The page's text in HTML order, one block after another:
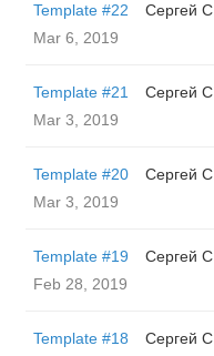
Template #22
Сергей С
Mar 6, 2019
Template #21
Сергей С
Mar 3, 2019
Template #20
Сергей С
Mar 3, 2019
Template #19
Сергей С
Feb 28, 2019
Template #18
Сергей С